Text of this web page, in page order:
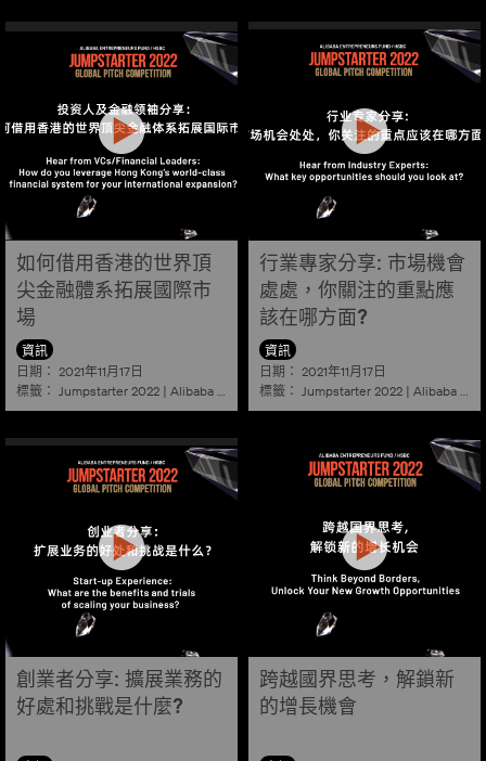
如何借用香港的世界頂
尖金融體系拓展國際市
場
資訊
日期： 2021年11月17日
標籤： Jumpstarter 2022 | Alibaba Startup
行業專家分享: 市場機會
處處，你關注的重點應
該在哪方面?
資訊
日期： 2021年11月17日
標籤： Jumpstarter 2022 | Alibaba
創業者分享: 擴展業務的
好處和挑戰是什麼?
跨越國界思考，解鎖新
的增長機會